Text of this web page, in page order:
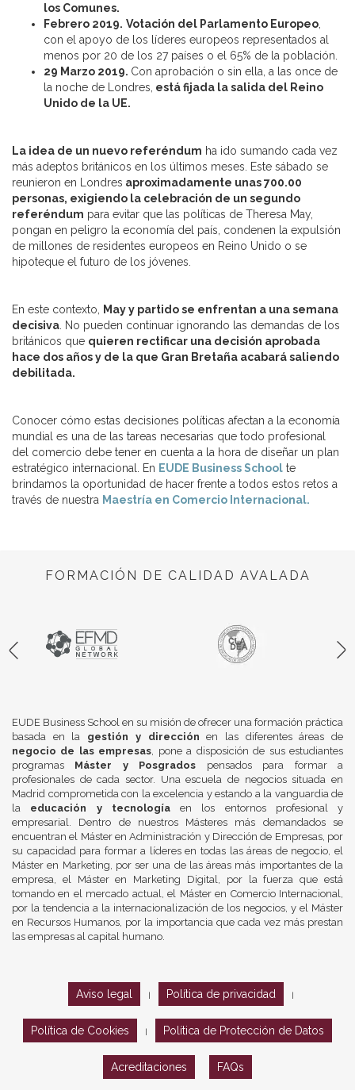
los Comunes.
Febrero 2019. Votación del Parlamento Europeo
con el apoyo de los líderes europeos representados al
menos por 20 de los 27 países o el 65% de la población.
29 Marzo 2019. Con aprobación o sin ella, a las once de
la noche de Londres, está fijada la salida del Reino
Unido de la UE.
La idea de un nuevo referéndum ha ido sumando cada vez
más adeptos británicos en los últimos meses. Este sábado se
reunieron en Londres aproximadamente unas 700.00
personas, exigiendo la celebración de un segundo
referéndum para evitar que las políticas de Theresa May,
pongan en peligro la economía del país, condenen la expulsión
de millones de residentes europeos en Reino Unido o se
hipoteque el futuro de los jóvenes.
En este contexto,
May y partido se enfrentan a una semana
decisiva . No pueden continuar ignorando las demandas de los
británicos que quieren rectificar una decisión aprobada
hace dos años y de la que Gran Bretaña acabará saliendo
debilitada.
Conocer cómo estas decisiones políticas afectan a la economía
mundial es una de las tareas necesarias que todo profesional
del comercio debe tener en cuenta a la hora de diseñar un plan
estratégico internacional. En EUDE Business School te
brindamos la oportunidad de hacer frente a todos estos retos a
través de nuestra Maestría en Comercio Internacional.
FORMACIÓN DE CALIDAD AVALADA
EUDE Business School en su misión de ofrecer una formación práctica
basada en la gestión y dirección en las diferentes áreas de
negocio de las empresas , pone a disposición de sus estudiantes
programas Máster y Posgrados pensados para formar a
profesionales de cada sector. Una escuela de negocios situada en
Madrid comprometida con la excelencia y estando a la vanguardia de
la educación y tecnologíaen los entornos profesional y
empresarial. Dentro de nuestros Másteres más demandados se
encuentran el Máster en Administración y Dirección de Empresas, por
su capacidad para formar a líderes en todas las áreas de negocio, el
Máster en Marketing, por ser una de las áreas más importantes de la
empresa, el Máster en Marketing Digital, por la fuerza que está
tomando en el mercado actual, el Máster en Comercio Internacional,
por la tendencia a la internacionalización de los negocios, y el Máster
en Recursos Humanos, por la importancia que cada vez más prestan
las empresas al capital humano.
Aviso legal Política de privacidad
Política de Cookies Política de Protección de Datos
Acreditaciones FAQs